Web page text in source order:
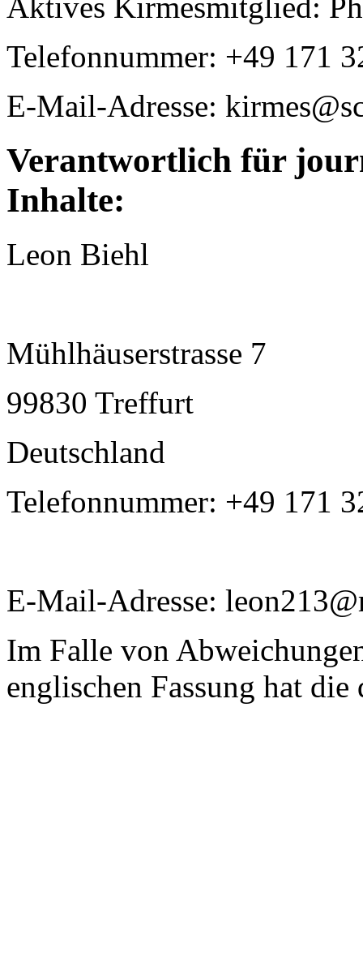
Telefonnummer: +49 171
E-Mail-Adresse:
Verantwortlich für
Inhalte:
Leon Biehl
Mühlhäuserstrasse 7
99830 Treffurt
Deutschland
Telefonnummer: +49 171
E-Mail-Adresse:
Im Falle von
englischen Fassung hat die